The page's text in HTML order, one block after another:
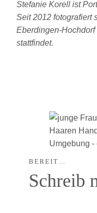
Stefanie Korell ist
Seit 2012 fotografiert
Eberdingen-
stattfindet.
BEREIT…
Schreib